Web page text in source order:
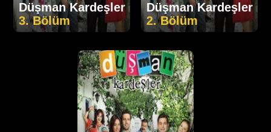
Düşman Kardeşler
3. Bölüm
Düşman Kardeşler
2. Bölüm